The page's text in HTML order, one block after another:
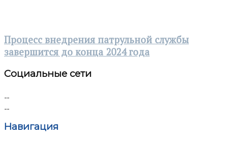
Процесс внедрения патрульной службы
завершится до конца 2024 года
Социальные сети
Навигация